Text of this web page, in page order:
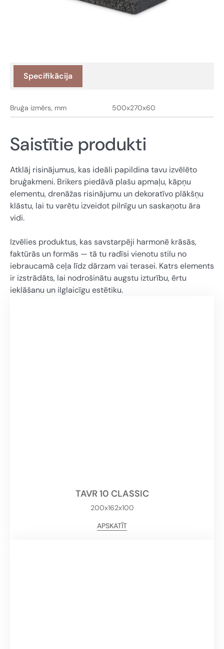
Specifikācija
Bruģa izmērs, mm 500x270x60
Saistītie produkti
Atklāj risinājumus, kas ideāli papildina tavu izvēlēto
bruģakmeni. Brikers piedāvā plašu apmaļu, kāpņu
elementu, drenāžas risinājumu un dekoratīvo plākšņu
klāstu, lai tu varētu izveidot pilnīgu un saskaņotu āra
vidi.
Izvēlies produktus, kas savstarpēji harmonē krāsās,
faktūrās un formās — tā tu radīsi vienotu stilu no
iebraucamā ceļa līdz dārzam vai terasei. Katrs elements
ir izstrādāts, lai nodrošinātu augstu izturību, ērtu
ieklāšanu un ilglaicīgu estētiku.
TAVR 10 CLASSIC
200x162x100
APSKATĪT